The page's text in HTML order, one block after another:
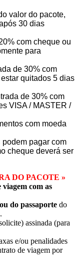
valor do pacote,
30 dias
com cheque ou
para
de 30% com
quitados 5 dias
de 30% com
VISA / MASTER /
com moeda
podem pagar com
cheque deverá ser
DO PACOTE »
com as
do passaporte do
assinada (para
e/ou penalidades
de viagem por